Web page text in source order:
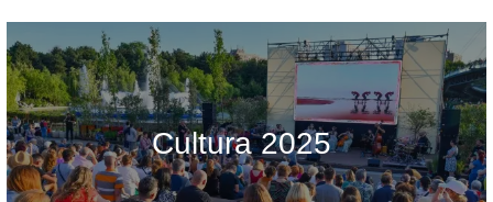
Cultura 2025